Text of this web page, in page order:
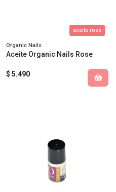
aceite rose
Organic Nails
Aceite Organic Nails Rose
$ 5.490